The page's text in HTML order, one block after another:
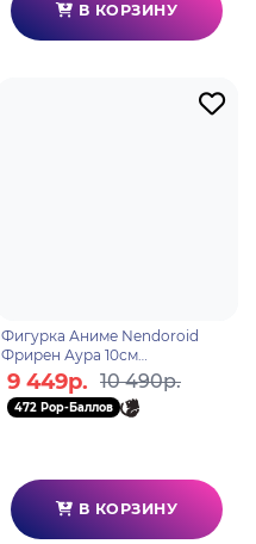
В КОРЗИНУ
Фигурка Аниме Nendoroid
Фрирен Аура 10см
4580590202658
9 449р. 10 490р.
472 Pop-Баллов
В КОРЗИНУ